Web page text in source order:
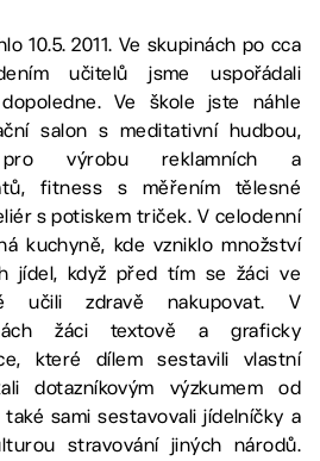
10.5. 2011. Ve skupinách po cca
učitelů jsme uspořádali
Ve škole jste náhle
salon s meditativní hudbou,
výrobu reklamních a
fitness s měřením tělesné
s potiskem triček. V celodenní
kuchyně, kde vzniklo množství
jídel, když před tím se žáci ve
učili zdravě nakupovat. V
žáci textově a graficky
které dílem sestavili vlastní
dotazníkovým výzkumem od
také sami sestavovali jídelníčky a
stravování jiných národů.